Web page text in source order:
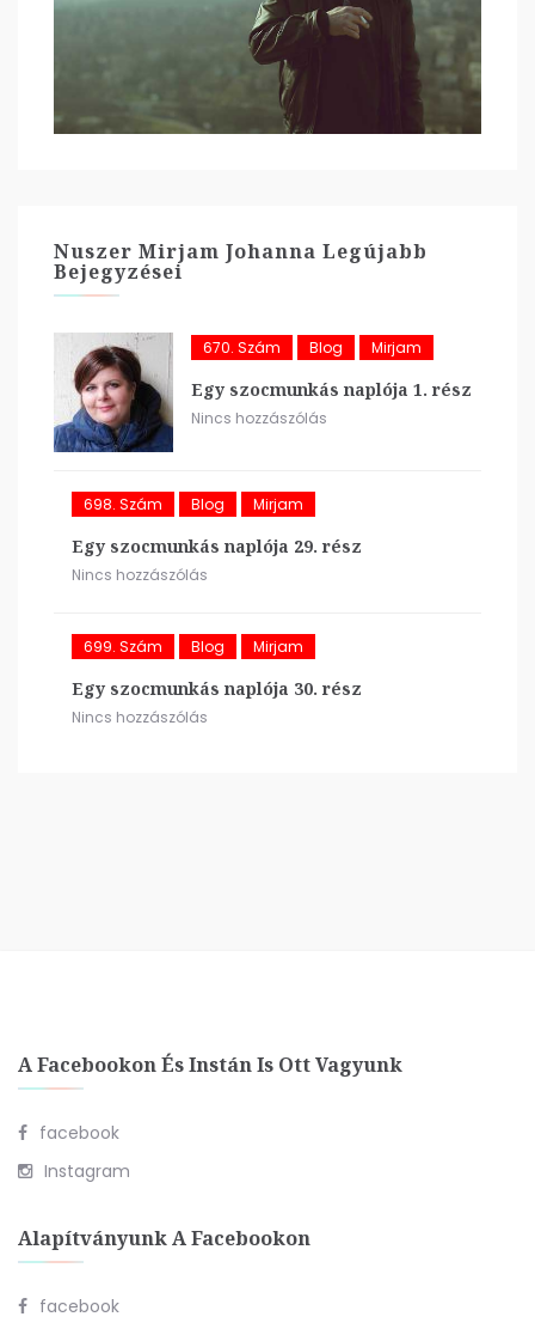
Nuszer Mirjam Johanna Legújabb
Bejegyzései
670. Szám Blog Mirjam
Egy szocmunkás naplója 1. rész
Nincs hozzászólás
698. Szám Blog Mirjam
Egy szocmunkás naplója 29. rész
Nincs hozzászólás
699. Szám Blog Mirjam
Egy szocmunkás naplója 30. rész
Nincs hozzászólás
A Facebookon És Instán Is Ott Vagyunk
facebook
Instagram
Alapítványunk A Facebookon
facebook